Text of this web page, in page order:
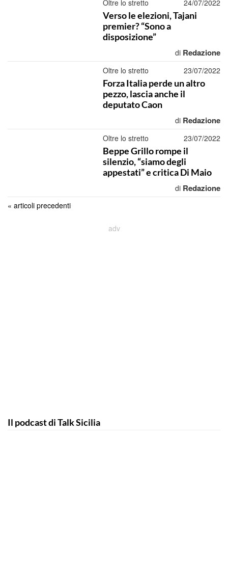
Oltre lo stretto 24/07/2022
Verso le elezioni, Tajani
premier? “Sono a
disposizione”
di Redazione
Oltre lo stretto 23/07/2022
Forza Italia perde un altro
pezzo, lascia anche il
deputato Caon
di Redazione
Oltre lo stretto 23/07/2022
Beppe Grillo rompe il
silenzio, “siamo degli
appestati” e critica Di Maio
di Redazione
« articoli precedenti
Il podcast di Talk Sicilia